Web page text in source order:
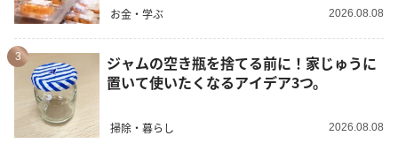
お金・学ぶ 2026.08.08
3
ジャムの空き瓶を捨てる前に！家じゅうに
置いて使いたくなるアイデア3つ。
掃除・暮らし 2026.08.08